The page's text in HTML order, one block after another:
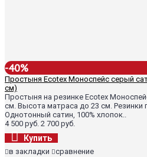
-40%
Простыня Ecotex Моноспейс серый
см)
Простыня на резинке Ecotex
см. Высота матраса до 23 см. Резинки
Однотонный сатин, 100% хлопок..
4 500 руб. 2 700 руб.
Купить
в закладки сравнение